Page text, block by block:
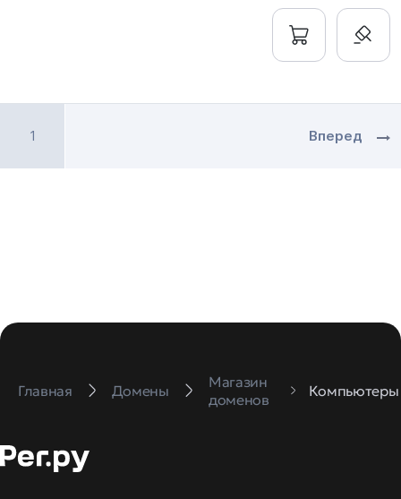
1 Вперед
Главная Домены
Магазин
доменов
Компьютеры